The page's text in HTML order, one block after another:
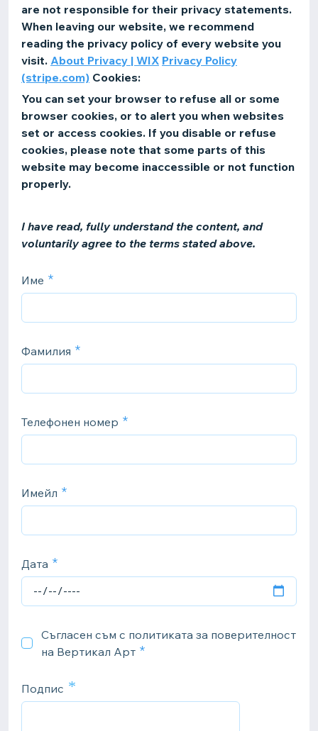
are not responsible for their privacy statements.
When leaving our website, we recommend
reading the privacy policy of every website you
visit. About Privacy | WIX Privacy Policy
(stripe.com) Cookies:
You can set your browser to refuse all or some
browser cookies, or to alert you when websites
set or access cookies. If you disable or refuse
cookies, please note that some parts of this
website may become inaccessible or not function
properly.
I have read, fully understand the content, and
voluntarily agree to the terms stated above.
Име
Фамилия
Телефонен номер
Имейл
Дата
Съгласен съм с политиката за поверителност
на Вертикал Арт
Подпис *